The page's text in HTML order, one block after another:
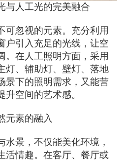
与人工光的完美融合
可忽视的元素。充分利用
户引入充足的光线，让空
。在人工照明方面，采用
灯、辅助灯、壁灯、落地
景下的照明需求，又能营
空间的艺术感。
元素的融入
水景，不仅能美化环境，
活情趣。在客厅、餐厅或